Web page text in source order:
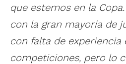
que estemos en la
con la gran mayoría de
con falta de experiencia
competiciones, pero lo